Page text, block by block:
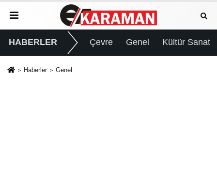
HABERLER Çevre Genel Kültür Sanat
Haberler Genel